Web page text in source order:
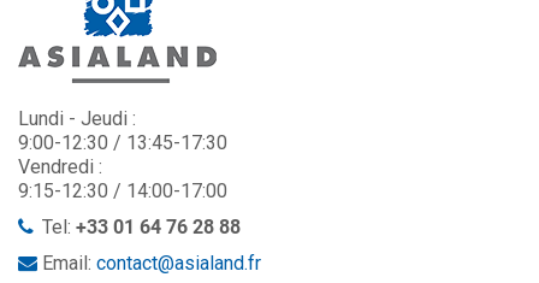
Lundi - Jeudi :
9:00-12:30 / 13:45-17:30
Vendredi :
9:15-12:30 / 14:00-17:00
Tel: +33 01 64 76 28 88
Email: contact@asialand.fr